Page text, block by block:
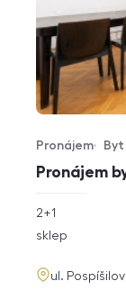
Pronájem
Typ nabídky
Pronájem
Typ nemovitosti
Byt
rozměry
2+1
funkce
sklep
adresa
ul.